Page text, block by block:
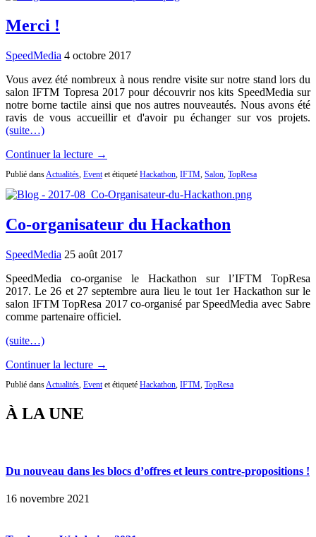
Merci !
SpeedMedia 4 octobre 2017
Vous avez été nombreux à nous rendre visite sur notre stand lors du
salon IFTM Topresa 2017 pour découvrir nos kits SpeedMedia sur
notre borne tactile ainsi que nos autres nouveautés. Nous avons été
ravis de vous accueillir et d'avoir pu échanger sur vos projets.
(suite…)
Continuer la lecture →
Publié dansActualités, Eventet étiqueté Hackathon, IFTM, Salon, TopResa
Co-organisateur du Hackathon
SpeedMedia 25 août 2017
SpeedMedia co-organise le Hackathon sur l’IFTM TopResa
2017. Le 26 et 27 septembre aura lieu le tout 1er Hackathon sur le
salon IFTM TopResa 2017 co-organisé par SpeedMedia avec Sabre
comme partenaire officiel.
(suite…)
Continuer la lecture →
Publié dansActualités, Eventet étiqueté Hackathon, IFTM, TopResa
À LA UNE
Du nouveau dans les blocs d’offres et leurs contre-propositions !
16 novembre 2021